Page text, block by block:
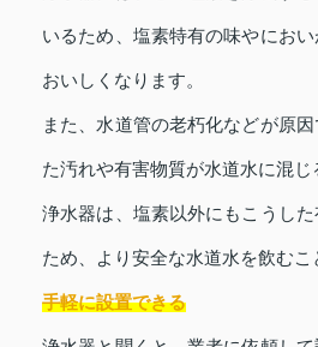
いるため、塩素特有の味やにお
おいしくなります。
また、水道管の老朽化などが原
た汚れや有害物質が水道水に混じ
浄水器は、塩素以外にもこうし
ため、より安全な水道水を飲むこ
手軽に設置できる